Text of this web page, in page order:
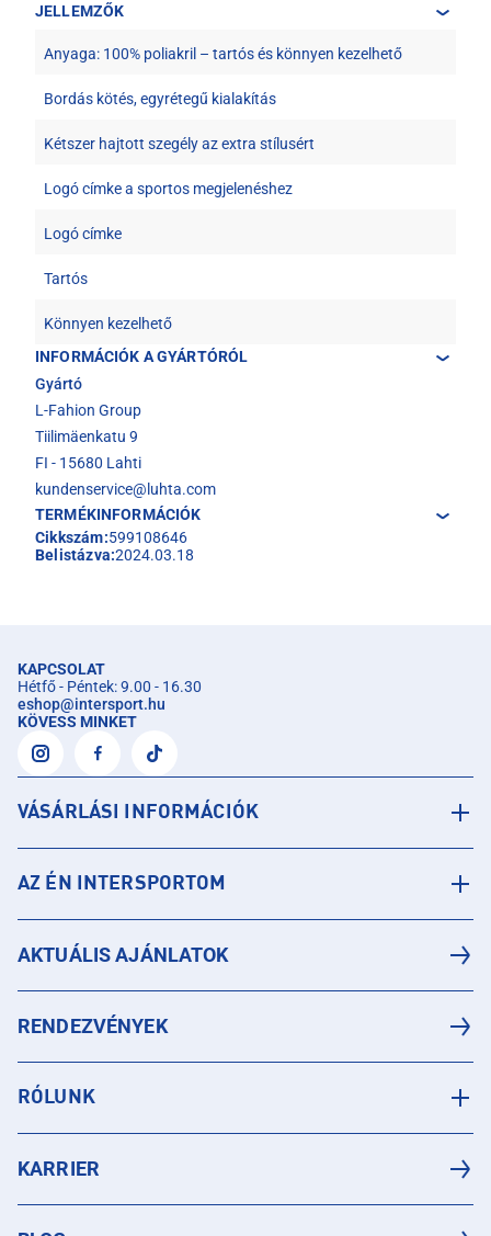
JELLEMZŐK
Anyaga: 100% poliakril – tartós és könnyen kezelhető
Bordás kötés, egyrétegű kialakítás
Kétszer hajtott szegély az extra stílusért
Logó címke a sportos megjelenéshez
Logó címke
Tartós
Könnyen kezelhető
INFORMÁCIÓK A GYÁRTÓRÓL
Gyártó
L-Fahion Group
Tiilimäenkatu 9
FI - 15680 Lahti
kundenservice@luhta.com
TERMÉKINFORMÁCIÓK
Cikkszám:599108646
Belistázva:2024.03.18
KAPCSOLAT
Hétfő - Péntek: 9.00 - 16.30
eshop@intersport.hu
KÖVESS MINKET
VÁSÁRLÁSI INFORMÁCIÓK
AZ ÉN INTERSPORTOM
AKTUÁLIS AJÁNLATOK
RENDEZVÉNYEK
RÓLUNK
KARRIER